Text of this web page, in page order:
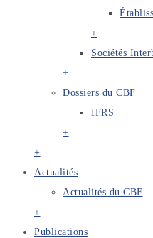
+
Sociétés
+
Dossiers du CBF
IFRS
+
+
Actualités
Actualités du CBF
+
Publications